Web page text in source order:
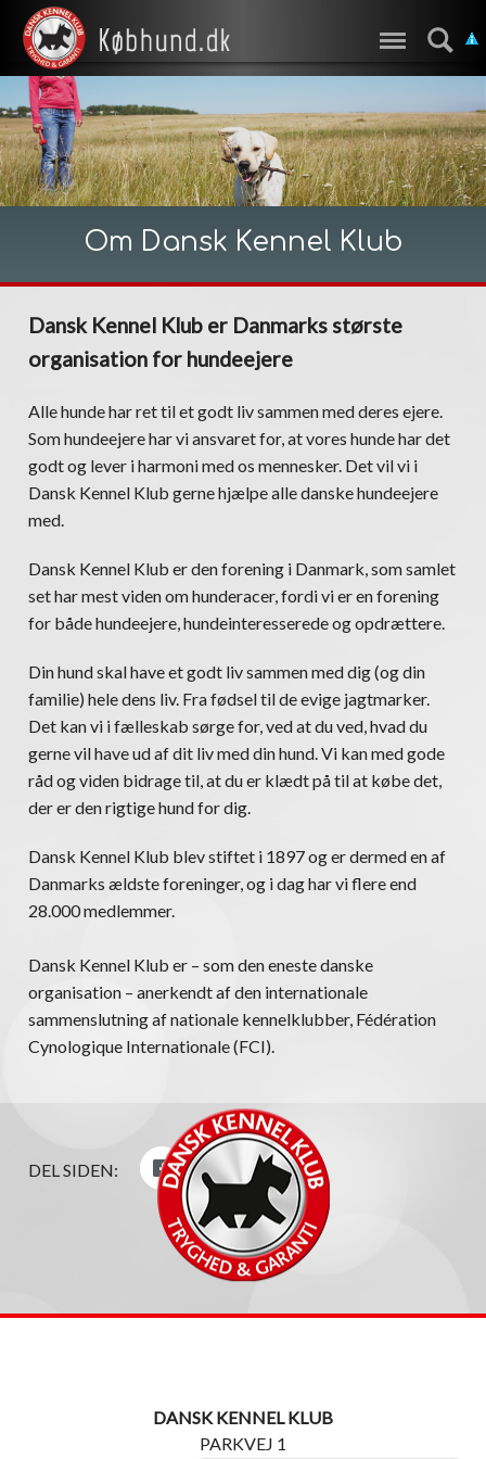
Om Dansk Kennel Klub
Dansk Kennel Klub er Danmarks største
organisation for hundeejere
Alle hunde har ret til et godt liv sammen med deres ejere.
Som hundeejere har vi ansvaret for, at vores hunde har det
godt og lever i harmoni med os mennesker. Det vil vi i
Dansk Kennel Klub gerne hjælpe alle danske hundeejere
med.
Dansk Kennel Klub er den forening i Danmark, som samlet
set har mest viden om hunderacer, fordi vi er en forening
for både hundeejere, hundeinteresserede og opdrættere.
Din hund skal have et godt liv sammen med dig (og din
familie) hele dens liv. Fra fødsel til de evige jagtmarker.
Det kan vi i fælleskab sørge for, ved at du ved, hvad du
gerne vil have ud af dit liv med din hund. Vi kan med gode
råd og viden bidrage til, at du er klædt på til at købe det,
der er den rigtige hund for dig.
Dansk Kennel Klub blev stiftet i 1897 og er dermed en af
Danmarks ældste foreninger, og i dag har vi flere end
28.000 medlemmer.
Dansk Kennel Klub er – som den eneste danske
organisation – anerkendt af den internationale
sammenslutning af nationale kennelklubber, Fédération
Cynologique Internationale (FCI).
DEL SIDEN:
DANSK KENNEL KLUB
PARKVEJ 1